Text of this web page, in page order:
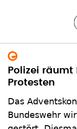
Polizei
Protesten
Das
Bundeswehr